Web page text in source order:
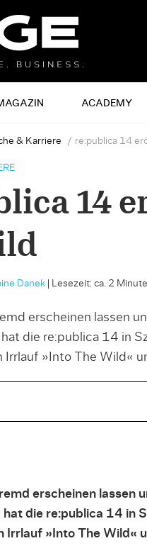
ACADEMY
& Karriere re:publica 14
14
Danek| Lesezeit: ca. 2
erscheinen lassen
die re:publica 14 in
Irrlauf »Into The Wild«
erscheinen lassen
die re:publica 14 in
Irrlauf »Into The Wild«